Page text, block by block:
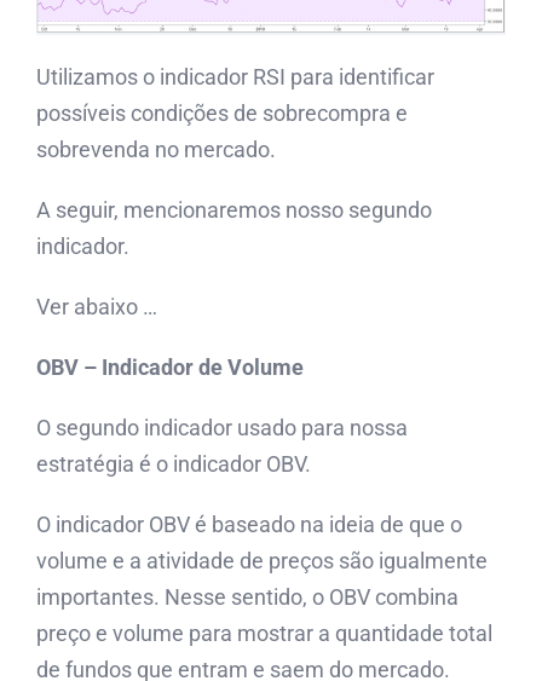
Utilizamos o indicador RSI para identificar
possíveis condições de sobrecompra e
sobrevenda no mercado.
A seguir, mencionaremos nosso segundo
indicador.
Ver abaixo …
OBV – Indicador de Volume
O segundo indicador usado para nossa
estratégia é o indicador OBV.
O indicador OBV é baseado na ideia de que o
volume e a atividade de preços são igualmente
importantes. Nesse sentido, o OBV combina
preço e volume para mostrar a quantidade total
de fundos que entram e saem do mercado.